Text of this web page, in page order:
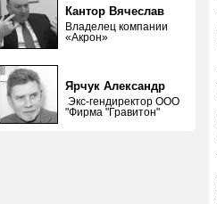
Кантор Вячеслав
Владелец компании
«Акрон»
Ярчук Александр
Экс-гендиректор ООО
"Фирма "Гравитон"